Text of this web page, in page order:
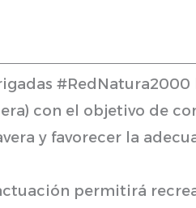
con el objetivo de
y favorecer la
permitirá